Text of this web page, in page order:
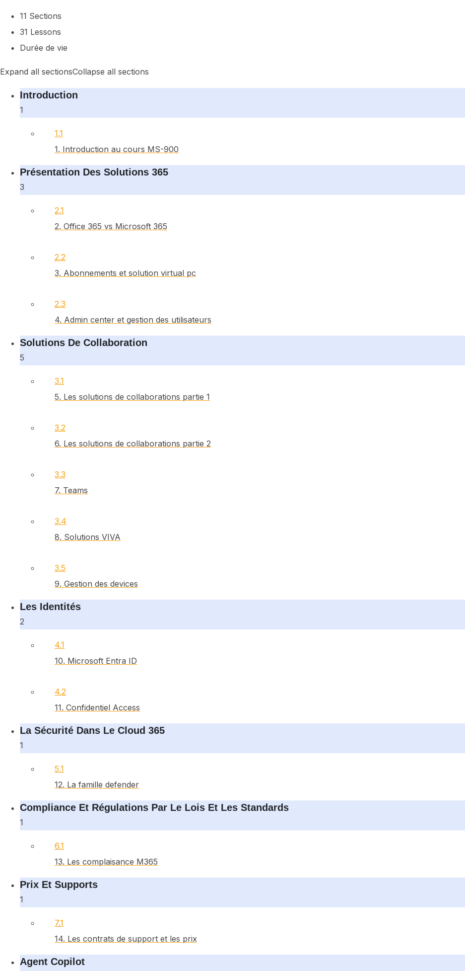
11 Sections
31 Lessons
Durée de vie
Expand all sectionsCollapse all sections
Introduction
1
1.1
1. Introduction au cours MS-900
Présentation Des Solutions 365
3
2.1
2. Office 365 vs Microsoft 365
2.2
3. Abonnements et solution virtual pc
2.3
4. Admin center et gestion des utilisateurs
Solutions De Collaboration
5
3.1
5. Les solutions de collaborations partie 1
3.2
6. Les solutions de collaborations partie 2
3.3
7. Teams
3.4
8. Solutions VIVA
3.5
9. Gestion des devices
Les Identités
2
4.1
10. Microsoft Entra ID
4.2
11. Confidentiel Access
La Sécurité Dans Le Cloud 365
1
5.1
12. La famille defender
Compliance Et Régulations Par Le Lois Et Les Standards
1
6.1
13. Les complaisance M365
Prix Et Supports
1
7.1
14. Les contrats de support et les prix
Agent Copilot